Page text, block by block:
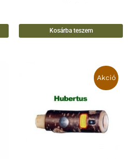
Kosárba teszem
Akció
Original
11
price